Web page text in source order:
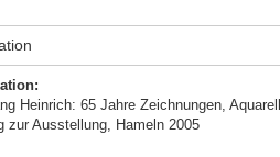
Heinrich: 65 Jahre Zeichnungen,
zur Ausstellung, Hameln 2005